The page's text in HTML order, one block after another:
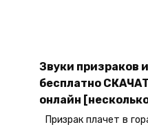
Звуки призраков
бесплатно
онлайн
Призрак плачет в